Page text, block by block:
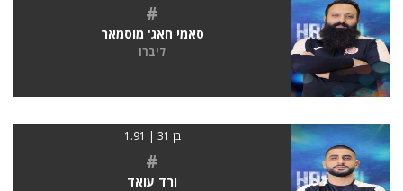
#
סאמי חאג' מוסמאר
ליברו
בן 31 | 1.91
#
ורד עואד